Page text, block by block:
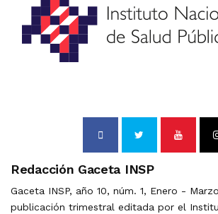
Redacción Gaceta INSP
Gaceta INSP, año 10, núm. 1, Enero -
publicación trimestral editada por el